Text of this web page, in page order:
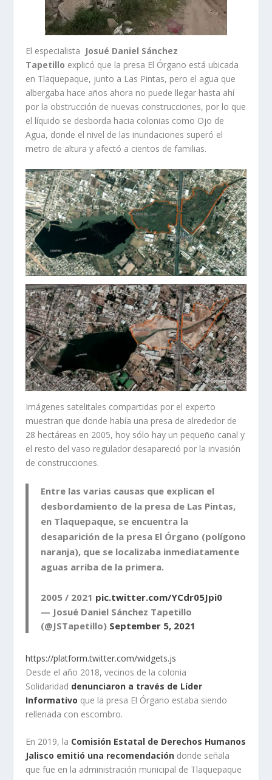
El especialista Josué Daniel Sánchez
Tapetillo explicó que la presa El Órgano está ubicada
en Tlaquepaque, junto a Las Pintas, pero el agua que
albergaba hace años ahora no puede llegar hasta ahí
por la obstrucción de nuevas construcciones, por lo que
el líquido se desborda hacia colonias como Ojo de
Agua, donde el nivel de las inundaciones superó el
metro de altura y afectó a cientos de familias.
Imágenes satelitales compartidas por el experto
muestran que donde había una presa de alrededor de
28 hectáreas en 2005, hoy sólo hay un pequeño canal y
el resto del vaso regulador desapareció por la invasión
de construcciones.
Entre las varias causas que explican el
desbordamiento de la presa de Las Pintas,
en Tlaquepaque, se encuentra la
desaparición de la presa El Órgano (polígono
naranja), que se localizaba inmediatamente
aguas arriba de la primera.
2005 / 2021 pic.twitter.com/YCdr05Jpi0
— Josué Daniel Sánchez Tapetillo
(@JSTapetillo) September 5, 2021
https://platform.twitter.com/widgets.js
Desde el año 2018, vecinos de la colonia
Solidaridad denunciaron a través de Líder
Informativo que la presa El Órgano estaba siendo
rellenada con escombro.
En 2019, la Comisión Estatal de Derechos Humanos
Jalisco emitió una recomendación donde señala
que fue en la administración municipal de Tlaquepaque